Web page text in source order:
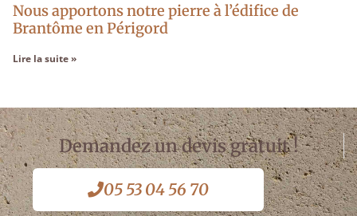
Nous apportons notre pierre à l’édifice de
Brantôme en Périgord
Lire la suite »
Demandez un devis gratuit !
05 53 04 56 70